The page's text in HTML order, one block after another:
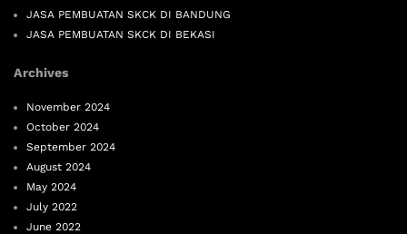
JASA PEMBUATAN SKCK DI BANDUNG
JASA PEMBUATAN SKCK DI BEKASI
Archives
November 2024
October 2024
September 2024
August 2024
May 2024
July 2022
June 2022